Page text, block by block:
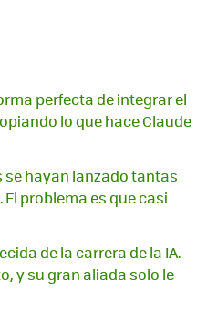
perfecta de integrar el
lo que hace Claude
se hayan lanzado tantas
problema es que casi
de la carrera de la IA.
y su gran aliada solo le